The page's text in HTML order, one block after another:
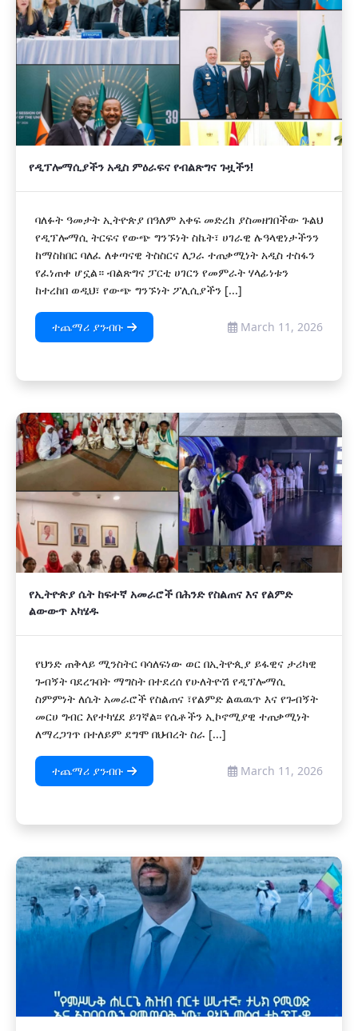
የዲፕሎማሲያችን አዲስ ምዕራፍና የብልጽግና ጉዟችን!
ባለፉት ዓመታት ኢትዮጵያ በዓለም አቀፍ መድረክ ያስመዘገበችው ጉልህ
የዲፕሎማሲ ትርፍና የውጭ ግንኙነት ስኬት፣ ሀገራዊ ሉዓላዊነታችንን
ከማስከበር ባለፈ ለቀጣናዊ ትስስርና ለጋራ ተጠቃሚነት አዲስ ተስፋን
የፈነጠቀ ሆኗል። ብልጽግና ፓርቲ ሀገርን የመምራት ሃላፊነቱን
ከተረከበ ወዲህ፣ የውጭ ግንኙነት ፖሊሲያችን [...]
ተጨማሪ ያንብቡ March 11, 2026
የኢትዮጵያ ሴት ከፍተኛ አመራሮች በሕንድ የስልጠና እና የልምድ
ልውውጥ አካሄዱ
የህንድ ጠቅላይ ሚንስትር ባሳለፍነው ወር በኢትዮጲያ ይፋዊና ታሪካዊ
ጉብኝት ባደረጉበት ማግስት በተደረሰ የሁለትዮሽ የዲፕሎማሲ
ስምምነት ለሴት አመራሮች የስልጠና ፣የልምድ ልዉዉጥ እና የጉብኝት
መርሀ ግብር እየተካሄደ ይገኛል፡፡ የሴቶችን ኢኮኖሚያዊ ተጠቃሚነት
ለማረጋገጥ በተለይም ደግሞ በህብረት ስራ [...]
ተጨማሪ ያንብቡ March 11, 2026